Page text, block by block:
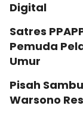
Digital
Satres
Pemuda
Umur
Pisah
Warsono